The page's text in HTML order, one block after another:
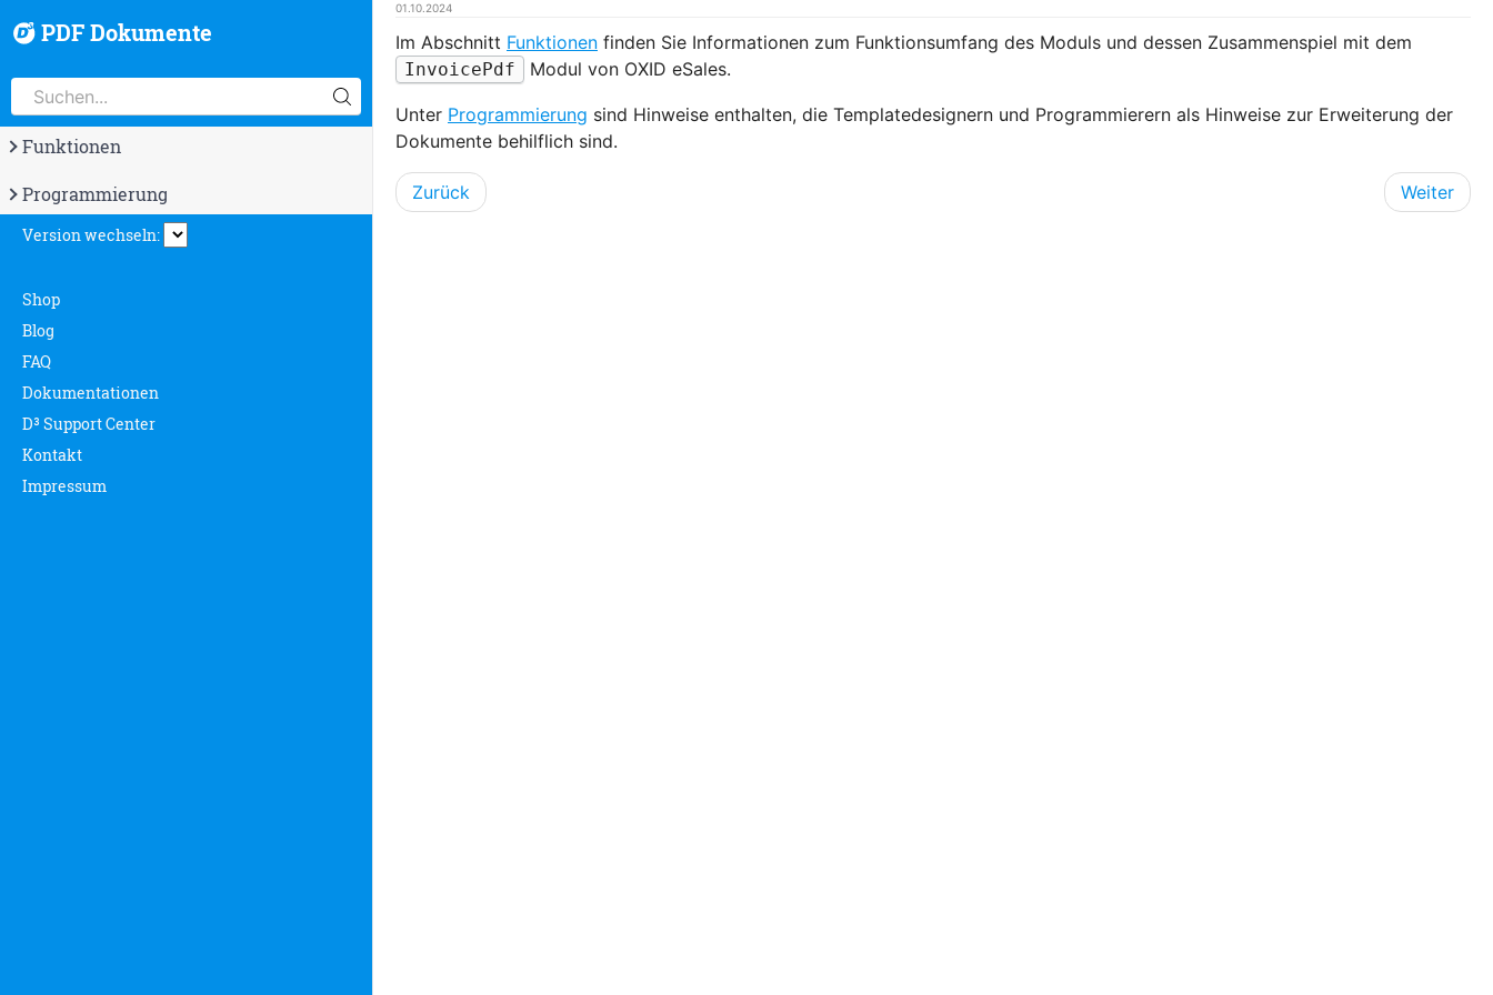
PDF Dokumente
Funktionen
Programmierung
Version wechseln:
Shop
Blog
FAQ
Dokumentationen
D³ Support Center
Kontakt
Impressum
01.10.2024
Im Abschnitt Funktionen finden Sie Informationen zum Funktionsumfang des Moduls und dessen Zusammenspiel mit dem
InvoicePdf Modul von OXID eSales.
Unter Programmierung sind Hinweise enthalten, die Templatedesignern und Programmierern als Hinweise zur Erweiterung der
Dokumente behilflich sind.
Zurück Weiter